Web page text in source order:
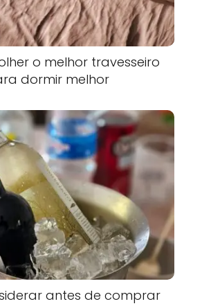
o melhor travesseiro
dormir melhor
antes de comprar